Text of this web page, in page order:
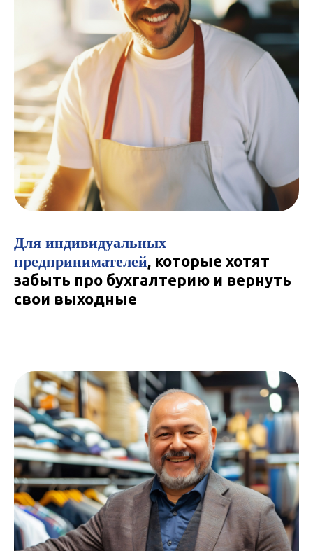
Для индивидуальных
предпринимателей, которые хотят
забыть про бухгалтерию и вернуть
свои выходные